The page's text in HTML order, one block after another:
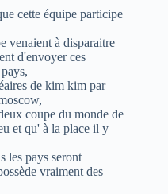
cette équipe participe
venaient à disparaitre
d'envoyer ces
de kim kim par
coupe du monde de
et qu' à la place il y
les pays seront
vraiment des